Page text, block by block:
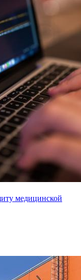
медицинской